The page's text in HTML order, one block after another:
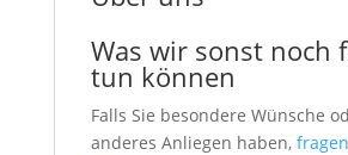
Was wir sonst noch
tun können
Falls Sie besondere Wünsche
anderes Anliegen haben,